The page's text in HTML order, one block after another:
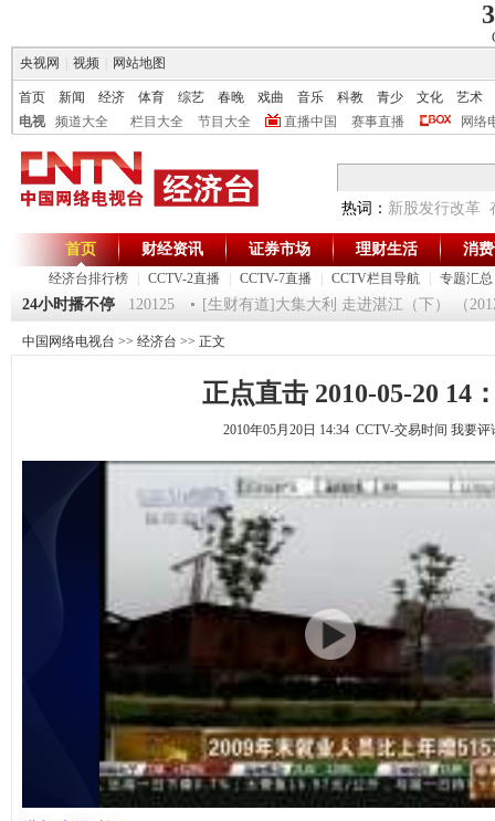
央视网
视频 网站地图
首页 新闻 经济 体育 综艺 春晚 戏曲 音乐 科教 青少 文化
艺术
电视
频道大全 栏目大全 节目大全 直播中国 赛事直播 网络
热词： 新股发行改革
首页
经济台排行榜 CCTV-2直播 CCTV-7直播 CCTV栏目导航 专题汇总
财经资讯 证券市场 理财生活 消
24小时播不停
《第一时间》 20120125 [生财有道]大集大利 走进湛江（下） （
中国网络电视台 >> 经济台 >> 正文
正点直击 2010-05-20 14
2010年05月20日 14:34 CCTV-交易时间 我要评